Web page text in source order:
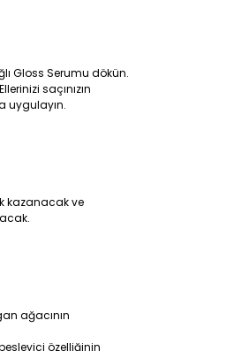
Gloss Serumu dökün.
saçınızın
uygulayın.
kazanacak ve
ağacının
özelliğinin